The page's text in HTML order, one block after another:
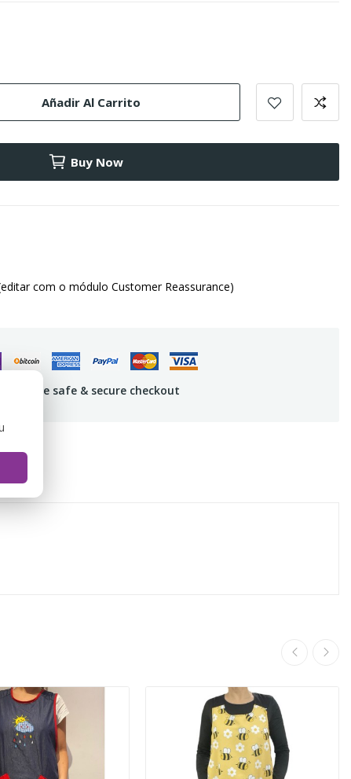
Añadir Al Carrito
Buy Now
com o módulo Customer Reassurance)
safe & secure checkout